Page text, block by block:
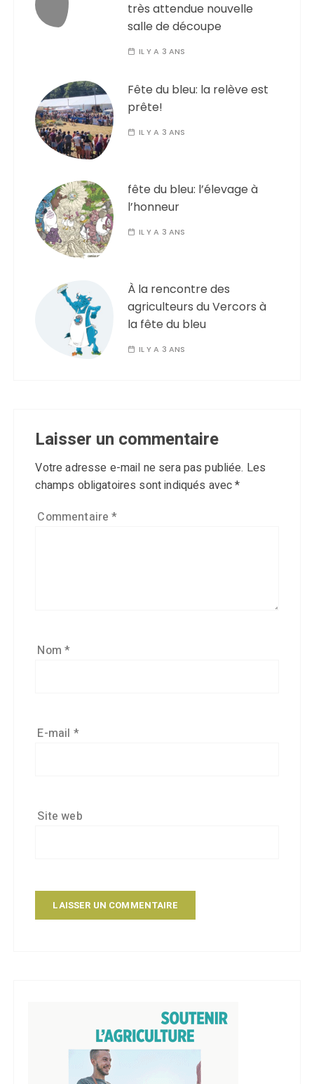
très attendue nouvelle
salle de découpe
IL Y A 3 ANS
Fête du bleu: la relève est
prête!
IL Y A 3 ANS
fête du bleu: l’élevage à
l’honneur
IL Y A 3 ANS
À la rencontre des
agriculteurs du Vercors à
la fête du bleu
IL Y A 3 ANS
Laisser un commentaire
Votre adresse e-mail ne sera pas publiée. Les
champs obligatoires sont indiqués avec*
Commentaire*
Nom*
E-mail *
Site web